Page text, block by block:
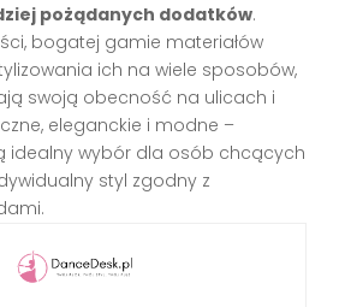
pożądanych dodatków.
bogatej gamie materiałów
ich na wiele sposobów,
swoją obecność na ulicach i
eleganckie i modne –
idealny wybór dla osób chcących
styl zgodny z